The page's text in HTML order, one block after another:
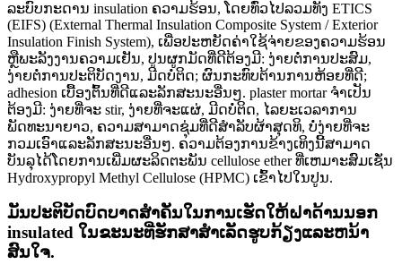
ລະບົບກະດານ insulation ຄວາມຮ້ອນ, ໂດຍທົ່ວໄປລວມທັງ ETICS
(EIFS) (External Thermal Insulation Composite System / Exterior
Insulation Finish System), ເພື່ອປະຫຍັດຄ່າໃຊ້ຈ່າຍຂອງຄວາມຮ້ອນ
ຫຼືພະລັງງານຄວາມເຢັນ, ປູນຜູກມັດທີ່ດີຕ້ອງມີ: ງ່າຍຕໍ່ການປະສົມ,
ງ່າຍຕໍ່ການປະຕິບັດງານ, ມີດບໍ່ຕິດ; ຜົນກະທົບຕ້ານການຫ້ອຍທີ່ດີ;
adhesion ເບື້ອງຕົ້ນທີ່ດີແລະລັກສະນະອື່ນໆ. plaster mortar ຈໍາເປັນ
ຕ້ອງມີ: ງ່າຍທີ່ຈະ stir, ງ່າຍທີ່ຈະແຜ່, ມີດບໍ່ຕິດ, ໄລຍະເວລາການ
ພັດທະນາຍາວ, ຄວາມສາມາດຊຸ່ມທີ່ດີສໍາລັບຜ້າສຸດທິ, ບໍ່ງ່າຍທີ່ຈະ
ກວມເອົາແລະລັກສະນະອື່ນໆ. ຄວາມຕ້ອງການຂ້າງເທິງນີ້ສາມາດ
ບັນລຸໄດ້ໂດຍການເພີ່ມຜະລິດຕະພັນ cellulose ether ທີ່ເຫມາະສົມເຊັ່ນ
Hydroxypropyl Methyl Cellulose (HPMC) ເຂົ້າໄປໃນປູນ.
ມັນປະຕິບັດບົດບາດສໍາຄັນໃນການເຮັດໃຫ້ຝາດ້ານນອກ
insulated ໃນຂະນະທີ່ຮັກສາສໍາເລັດຮູບກ້ຽງແລະຫນ້າ
ສົນໃຈ.